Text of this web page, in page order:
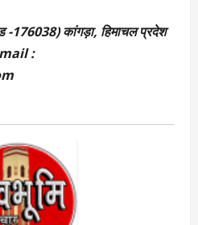
-176038) कांगड़ा, हिमाचल प्रदेश
: